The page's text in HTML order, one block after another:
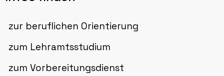
zur beruflichen Orientierung
zum Lehramtsstudium
zum Vorbereitungsdienst